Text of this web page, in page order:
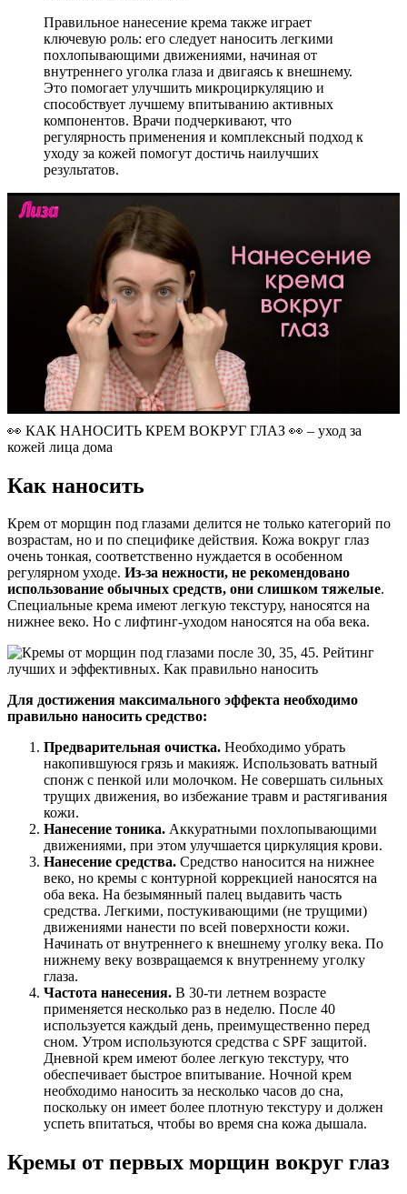
Правильное нанесение крема также играет
ключевую роль: его следует наносить легкими
похлопывающими движениями, начиная от
внутреннего уголка глаза и двигаясь к внешнему.
Это помогает улучшить микроциркуляцию и
способствует лучшему впитыванию активных
компонентов. Врачи подчеркивают, что
регулярность применения и комплексный подход к
уходу за кожей помогут достичь наилучших
результатов.
👀 КАК НАНОСИТЬ КРЕМ ВОКРУГ ГЛАЗ 👀 – уход за
кожей лица дома
Как наносить
Крем от морщин под глазами делится не только категорий по
возрастам, но и по специфике действия. Кожа вокруг глаз
очень тонкая, соответственно нуждается в особенном
регулярном уходе. Из-за нежности, не рекомендовано
использование обычных средств, они слишком тяжелые.
Специальные крема имеют легкую текстуру, наносятся на
нижнее веко. Но с лифтинг-уходом наносятся на оба века.
Для достижения максимального эффекта необходимо
правильно наносить средство:
Предварительная очистка. Необходимо убрать
накопившуюся грязь и макияж. Использовать ватный
спонж с пенкой или молочком. Не совершать сильных
трущих движения, во избежание травм и растягивания
кожи.
Нанесение тоника. Аккуратными похлопывающими
движениями, при этом улучшается циркуляция крови.
Нанесение средства. Средство наносится на нижнее
веко, но кремы с контурной коррекцией наносятся на
оба века. На безымянный палец выдавить часть
средства. Легкими, постукивающими (не трущими)
движениями нанести по всей поверхности кожи.
Начинать от внутреннего к внешнему уголку века. По
нижнему веку возвращаемся к внутреннему уголку
глаза.
Частота нанесения. В 30-ти летнем возрасте
применяется несколько раз в неделю. После 40
используется каждый день, преимущественно перед
сном. Утром используются средства с SPF защитой.
Дневной крем имеют более легкую текстуру, что
обеспечивает быстрое впитывание. Ночной крем
необходимо наносить за несколько часов до сна,
поскольку он имеет более плотную текстуру и должен
успеть впитаться, чтобы во время сна кожа дышала.
Кремы от первых морщин вокруг глаз